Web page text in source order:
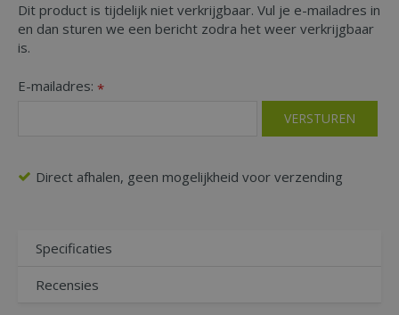
Dit product is tijdelijk niet verkrijgbaar. Vul je e-mailadres in
en dan sturen we een bericht zodra het weer verkrijgbaar
is.
E-mailadres: *
Direct afhalen, geen mogelijkheid voor verzending
Specificaties
Recensies